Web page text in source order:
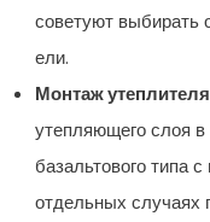
советуют выбирать
ели.
Монтаж
утепляющего слоя
базальтового типа
отдельных случаях